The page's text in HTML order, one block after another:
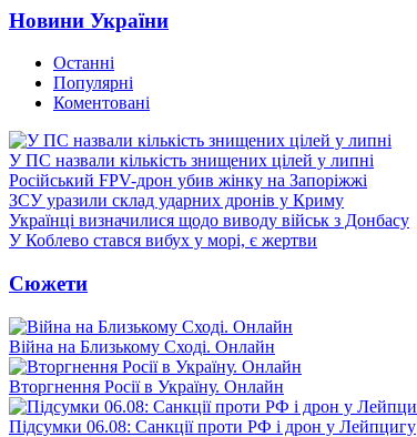
Новини України
Останні
Популярні
Коментовані
У ПС назвали кількість знищених цілей у липні
Російський FPV-дрон убив жінку на Запоріжжі
ЗСУ уразили склад ударних дронів у Криму
Українці визначилися щодо виводу військ з Донбасу
У Коблево стався вибух у морі, є жертви
Сюжети
Війна на Близькому Сході. Онлайн
Вторгнення Росії в Україну. Онлайн
Підсумки 06.08: Санкції проти РФ і дрон у Лейпцигу